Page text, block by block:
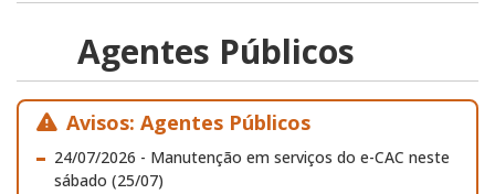
Agentes Públicos
Avisos: Agentes Públicos
24/07/2026 - Manutenção em serviços do e-CAC neste
sábado (25/07)